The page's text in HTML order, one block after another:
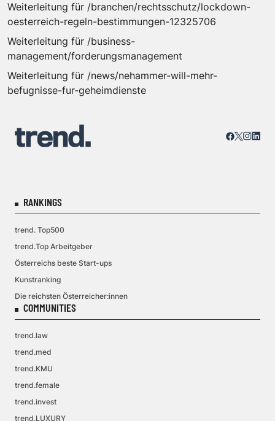
Weiterleitung für /branchen/rechtsschutz/lockdown-
oesterreich-regeln-bestimmungen-12325706
Weiterleitung für /business-
management/forderungsmanagement
Weiterleitung für /news/nehammer-will-mehr-
befugnisse-fur-geheimdienste
RANKINGS
trend. Top500
trend.Top Arbeitgeber
Österreichs beste Start-ups
Kunstranking
Die reichsten Österreicher:innen
COMMUNITIES
trend.law
trend.med
trend.KMU
trend.female
trend.invest
trend.LUXURY